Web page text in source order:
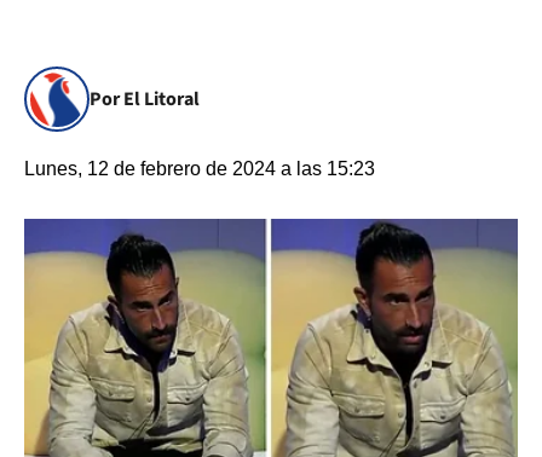
Por El Litoral
Lunes, 12 de febrero de 2024 a las 15:23